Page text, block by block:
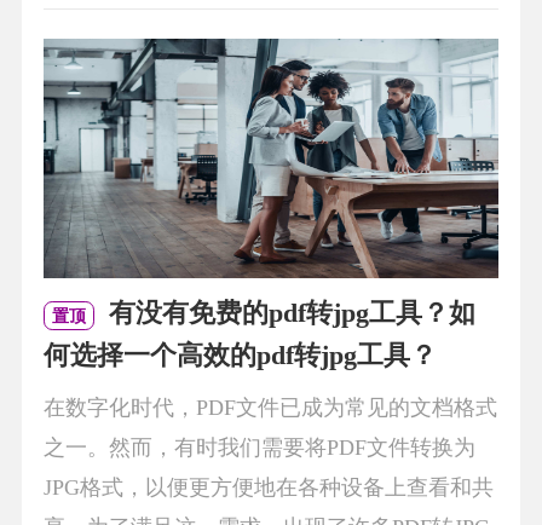
置顶
有没有免费的pdf转jpg工具？如
何选择一个高效的pdf转jpg工具？
在数字化时代，PDF文件已成为常见的文档格式
之一。然而，有时我们需要将PDF文件转换为
JPG格式，以便更方便地在各种设备上查看和共